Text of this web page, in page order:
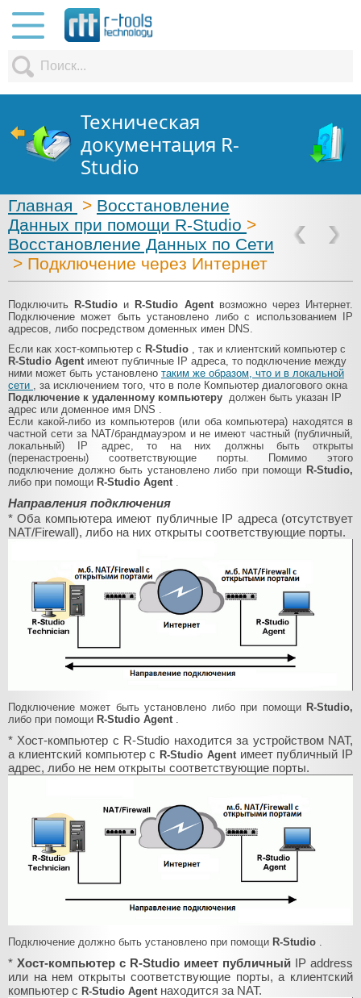
Техническая
документация R-
Studio
Главная > Восстановление
Данных при помощи R-Studio >
Восстановление Данных по Сети
> Подключение через Интернет
Подключить R-Studio и R-Studio Agent возможно через Интернет.
Подключение может быть установлено либо с использованием IP
адресов, либо посредством доменных имен DNS.
Если как хост-компьютер с R-Studio , так и клиентский компьютер с
R-Studio Agent имеют публичные IP адреса, то подключение между
ними может быть установлено таким же образом, что и в локальной
сети , за исключением того, что в поле Компьютер диалогового окна
Подключение к удаленному компьютеру должен быть указан IP
адрес или доменное имя DNS .
Если какой-либо из компьютеров (или оба компьютера) находятся в
частной сети за NAT/брандмауэром и не имеют частный (публичный,
локальный) IP адрес, то на них должны быть открыты
(перенастроены) соответствующие порты. Помимо этого
подключение должно быть установлено либо при помощи R-Studio,
либо при помощи R-Studio Agent .
Направления подключения
* Оба компьютера имеют публичные IP адреса (отсутствует
NAT/Firewall), либо на них открыты соответствующие порты.
Подключение может быть установлено либо при помощи R-Studio,
либо при помощи R-Studio Agent
* Хост-компьютер с R-Studio находится за устройством NAT,
а клиентский компьютер с R-Studio Agent имеет публичный IP
адрес, либо не нем открыты соответствующие порты.
Подключение должно быть установлено при помощи R-Studio
* Хост-компьютер с R-Studio имеет публичный IP address
или на нем открыты соответствующие порты, а клиентский
компьютер с R-Studio Agent находится за NAT.